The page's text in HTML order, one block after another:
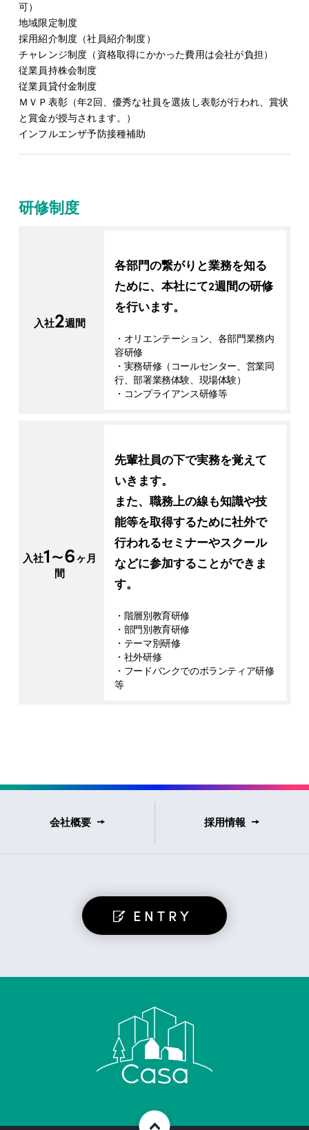
可）
地域限定制度
採用紹介制度（社員紹介制度）
チャレンジ制度（資格取得にかかった費用は会社が負担）
従業員持株会制度
従業員貸付金制度
ＭＶＰ表彰（年2回、優秀な社員を選抜し表彰が行われ、賞状
と賞金が授与されます。）
インフルエンザ予防接種補助
研修制度
入社2週間
各部門の繋がりと業務を知る
ために、本社にて2週間の研修
を行います。
・オリエンテーション、各部門業務内
容研修
・実務研修（コールセンター、営業同
行、部署業務体験、現場体験）
・コンプライアンス研修等
入社1~6ヶ月
間
先輩社員の下で実務を覚えて
いきます。
また、職務上の線も知識や技
能等を取得するために社外で
行われるセミナーやスクール
などに参加することができま
す。
・階層別教育研修
・部門別教育研修
・テーマ別研修
・社外研修
・フードバンクでのボランティア研修
等
会社概要 採用情報
ENTRY